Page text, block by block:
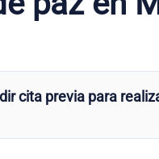
cita previa para